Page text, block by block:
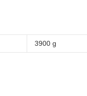
3900 g